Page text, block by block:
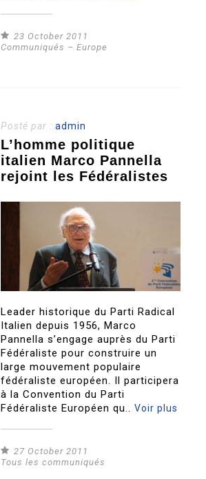
23 October 2011
Communiqués – Europe
Posté par :admin
L’homme politique
italien Marco Pannella
rejoint les Fédéralistes
Leader historique du Parti Radical
Italien depuis 1956, Marco
Pannella s’engage auprès du Parti
Fédéraliste pour construire un
large mouvement populaire
fédéraliste européen. Il participera
à la Convention du Parti
Fédéraliste Européen qu..Voir plus
27 October 2011
Tous les communiqués